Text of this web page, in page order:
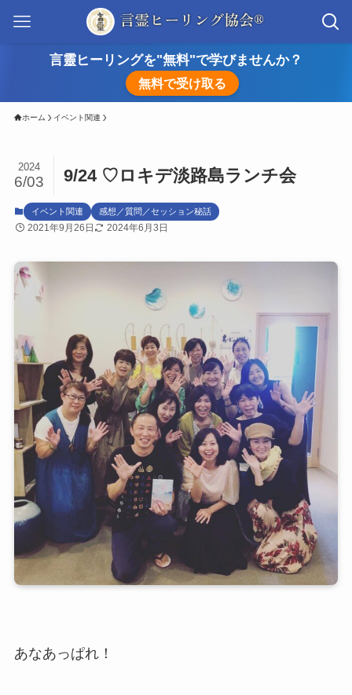
言靈ヒーリングを"無料"で学びませんか？
無料で受け取る
ホーム イベント関連
9/24 ♡ロキデ淡路島ランチ会
2024
6/03
イベント関連 感想／質問／セッション秘話
2021年9月26日 2024年6月3日
あなあっぱれ！